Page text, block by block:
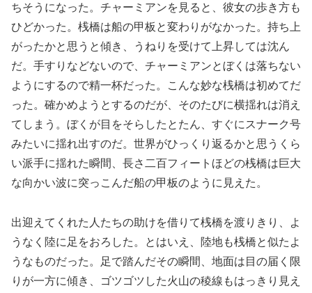
ちそうになった。チャーミアンを見ると、彼女の歩き方も
ひどかった。桟橋は船の甲板と変わりがなかった。持ち上
がったかと思うと傾き、うねりを受けて上昇しては沈ん
だ。手すりなどないので、チャーミアンとぼくは落ちない
ようにするので精一杯だった。こんな妙な桟橋は初めてだ
った。確かめようとするのだが、そのたびに横揺れは消え
てしまう。ぼくが目をそらしたとたん、すぐにスナーク号
みたいに揺れ出すのだ。世界がひっくり返るかと思うくら
い派手に揺れた瞬間、長さ二百フィートほどの桟橋は巨大
な向かい波に突っこんだ船の甲板のように見えた。
出迎えてくれた人たちの助けを借りて桟橋を渡りきり、よ
うなく陸に足をおろした。とはいえ、陸地も桟橋と似たよ
うなものだった。足で踏んだその瞬間、地面は目の届く限
りが一方に傾き、ゴツゴツした火山の稜線もはっきり見え